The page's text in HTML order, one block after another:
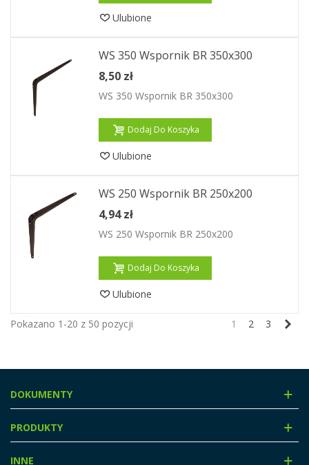
Ulubione
WS 350 Wspornik BR 350x300
8,50 zł
WS 350 Wspornik BR 350x300
Dodaj Do Koszyka
Ulubione
WS 250 Wspornik BR 250x200
4,94 zł
WS 250 Wspornik BR 250x200
Dodaj Do Koszyka
Ulubione
Pokazano 1-20 z 50 pozycji 1 2 3
DOKUMENTY
PRODUKTY
INNE